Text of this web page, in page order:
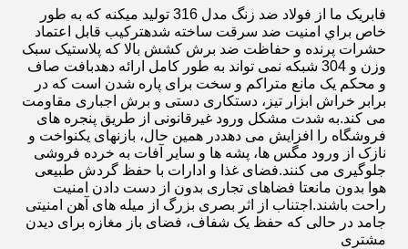
فابريک ما از فولاد ضد زنگ مدل 316 توليد ميکنه که به طور
خاص براي امنيت ضد سرقت ساخته شدهترکیب قابل اعتماد
حشرات پرنده و حفاظت ضد برش کشش بالا که پلاستیک سبک
وزن و 304 شبکه نمی تواند به طور کامل ارائه دهدبافت صاف
و محکم یک مانع متراکم و سخت برای پاره شدن است که در
برابر خراش ابزار تیز، دستکاری دستی و برش اجباری مقاومت
می کند.به شدت مشکل ورود غیرقانونی از طریق پنجره های
فروشگاه را افزایش می دهددر همین حال، بازنهای یکنواخت و
نازک از ورود مگس ها، پشه ها و سایر آفات به خرده فروشی
جلوگیری می کنند.فضای غذا و ادارات با حفظ گردش طبیعی
هوا بدون مانعتا فضاهای تجاری بدون از دست دادن امنیت
راحت باشند.اجتناب از اثر بصری بزرگ از میله های آهن امنیتی
جامد در حالی که حفظ یک شفاف، فضای باز مغازه برای دیدن
مشتری